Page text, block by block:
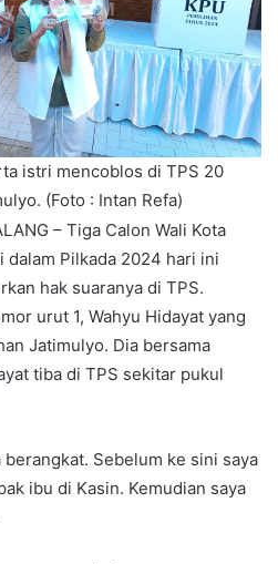
istri mencoblos di TPS 20
(Foto : Intan Refa)
– Tiga Calon Wali Kota
dalam Pilkada 2024 hari ini
hak suaranya di TPS.
urut 1, Wahyu Hidayat yang
Jatimulyo. Dia bersama
tiba di TPS sekitar pukul
berangkat. Sebelum ke sini saya
ibu di Kasin. Kemudian saya